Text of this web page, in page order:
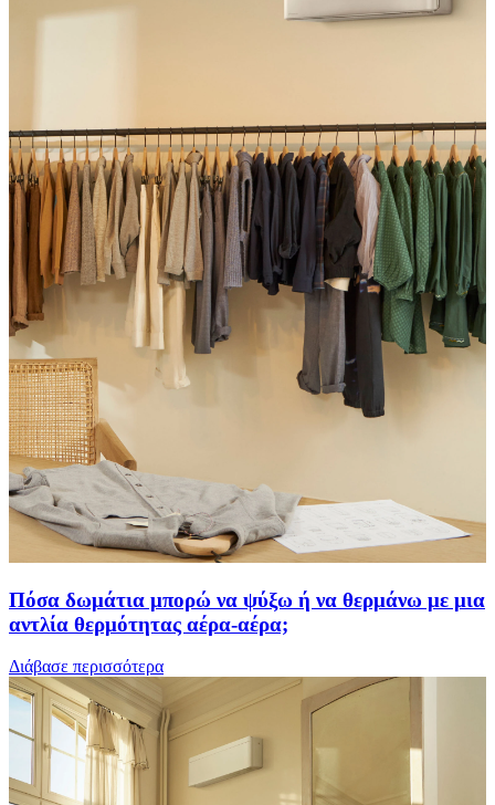
Πόσα δωμάτια μπορώ να ψύξω ή να θερμάνω με μια
αντλία θερμότητας αέρα-αέρα;
Διάβασε περισσότερα